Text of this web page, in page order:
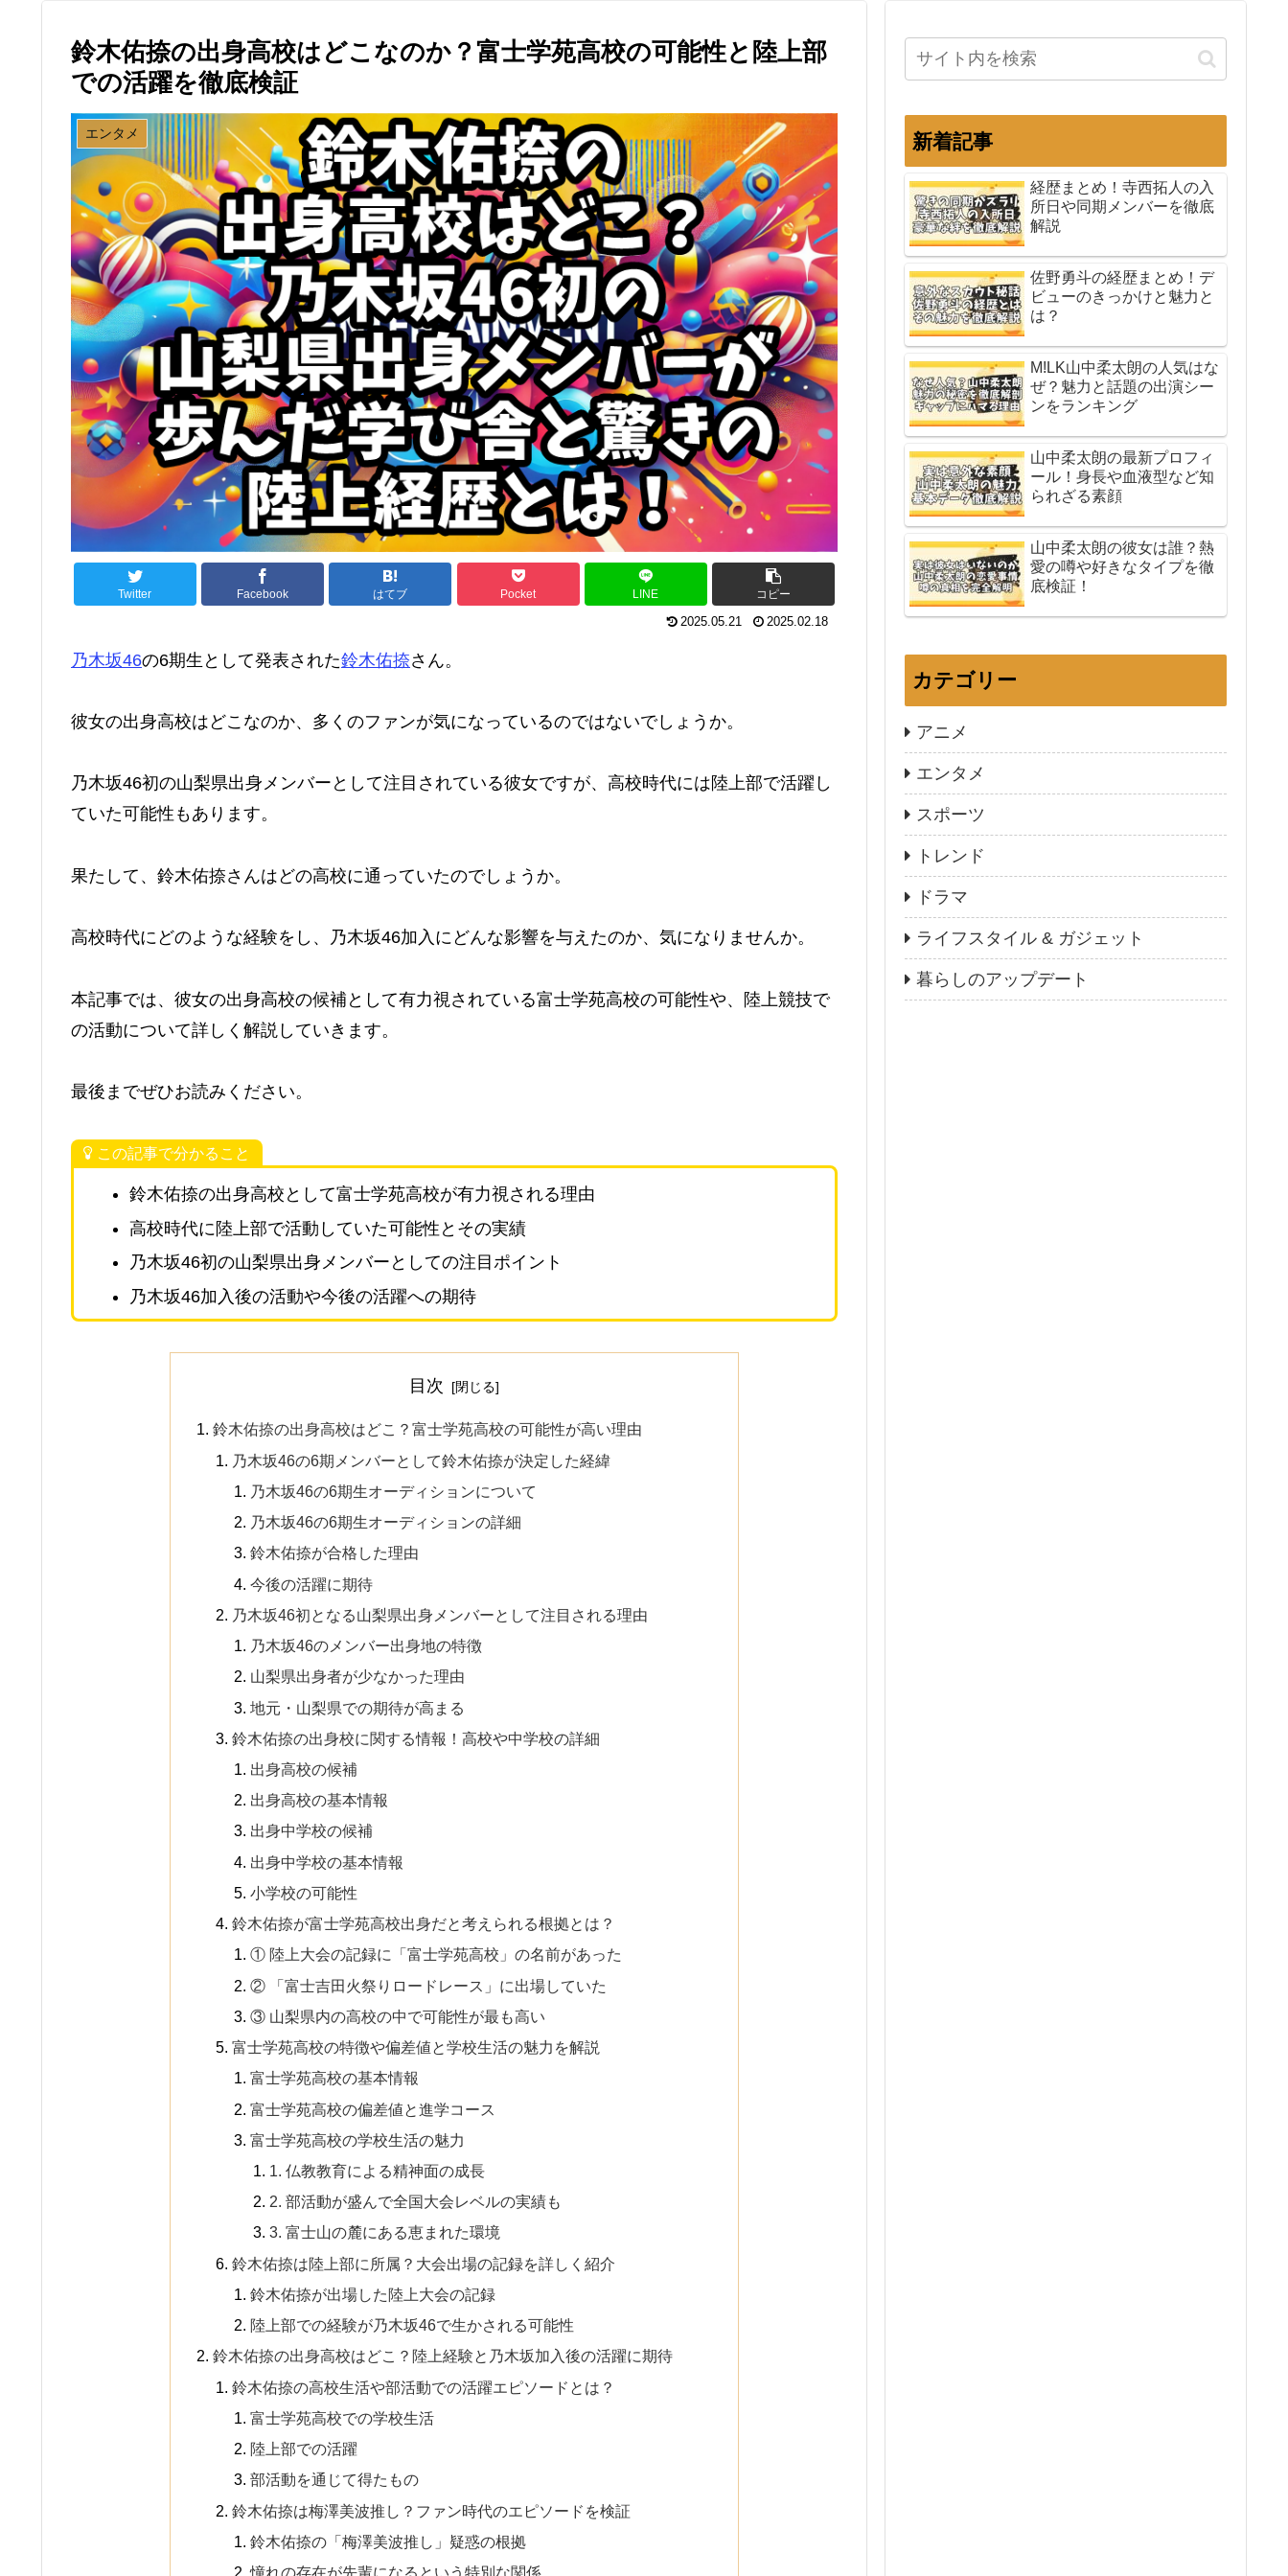
鈴木佑捺の出身高校はどこなのか？富士学苑高校の可能性と陸上部
での活躍を徹底検証
エンタメ
Twitter Facebook はてブ Pocket LINE コピー
2025.05.21 2025.02.18
乃木坂46の6期生として発表された鈴木佑捺さん。
彼女の出身高校はどこなのか、多くのファンが気になっているのではないでしょうか。
乃木坂46初の山梨県出身メンバーとして注目されている彼女ですが、高校時代には陸上部で活躍し
ていた可能性もあります。
果たして、鈴木佑捺さんはどの高校に通っていたのでしょうか。
高校時代にどのような経験をし、乃木坂46加入にどんな影響を与えたのか、気になりませんか。
本記事では、彼女の出身高校の候補として有力視されている富士学苑高校の可能性や、陸上競技で
の活動について詳しく解説していきます。
最後までぜひお読みください。
この記事で分かること
鈴木佑捺の出身高校として富士学苑高校が有力視される理由
高校時代に陸上部で活動していた可能性とその実績
乃木坂46初の山梨県出身メンバーとしての注目ポイント
乃木坂46加入後の活動や今後の活躍への期待
目次
鈴木佑捺の出身高校はどこ？富士学苑高校の可能性が高い理由
乃木坂46の6期メンバーとして鈴木佑捺が決定した経緯
乃木坂46の6期生オーディションについて
乃木坂46の6期生オーディションの詳細
鈴木佑捺が合格した理由
今後の活躍に期待
乃木坂46初となる山梨県出身メンバーとして注目される理由
乃木坂46のメンバー出身地の特徴
山梨県出身者が少なかった理由
地元・山梨県での期待が高まる
鈴木佑捺の出身校に関する情報！高校や中学校の詳細
出身高校の候補
出身高校の基本情報
出身中学校の候補
出身中学校の基本情報
小学校の可能性
鈴木佑捺が富士学苑高校出身だと考えられる根拠とは？
① 陸上大会の記録に「富士学苑高校」の名前があった
② 「富士吉田火祭りロードレース」に出場していた
③ 山梨県内の高校の中で可能性が最も高い
富士学苑高校の特徴や偏差値と学校生活の魅力を解説
富士学苑高校の基本情報
富士学苑高校の偏差値と進学コース
富士学苑高校の学校生活の魅力
1. 仏教教育による精神面の成長
2. 部活動が盛んで全国大会レベルの実績も
3. 富士山の麓にある恵まれた環境
鈴木佑捺は陸上部に所属？大会出場の記録を詳しく紹介
鈴木佑捺が出場した陸上大会の記録
陸上部での経験が乃木坂46で生かされる可能性
鈴木佑捺の出身高校はどこ？陸上経験と乃木坂加入後の活躍に期待
鈴木佑捺の高校生活や部活動での活躍エピソードとは？
富士学苑高校での学校生活
陸上部での活躍
部活動を通じて得たもの
鈴木佑捺は梅澤美波推し？ファン時代のエピソードを検証
鈴木佑捺の「梅澤美波推し」疑惑の根拠
憧れの存在が先輩になるという特別な関係
新着記事
経歴まとめ！寺西拓人の入
所日や同期メンバーを徹底
解説
佐野勇斗の経歴まとめ！デ
ビューのきっかけと魅力と
は？
M!LK山中柔太朗の人気はな
ぜ？魅力と話題の出演シー
ンをランキング
山中柔太朗の最新プロフィ
ール！身長や血液型など知
られざる素顔
山中柔太朗の彼女は誰？熱
愛の噂や好きなタイプを徹
底検証！
カテゴリー
アニメ
エンタメ
スポーツ
トレンド
ドラマ
ライフスタイル & ガジェット
暮らしのアップデート